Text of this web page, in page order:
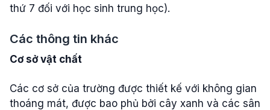
thứ 7 đối với học sinh trung học).
Các thông tin khác
Cơ sở vật chất
Các cơ sở của trường được thiết kế với không gian
thoáng mát, được bao phủ bởi cây xanh và các sân